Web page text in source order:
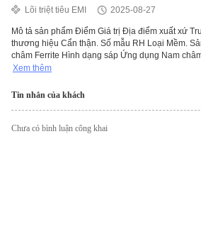
Lõi triệt tiêu EMI
2025-08-27
Mô tả sản phẩm Điểm Giá trị Địa điểm xuất xứ
thương hiệu Cẩn thận. Số mẫu RH Loại Mềm.
châm Ferrite Hình dạng sáp Ứng dụng Nam
Xem thêm
Tin nhắn của khách
Chưa có bình luận công khai